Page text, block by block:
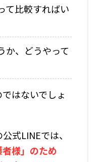
て比較すればい
か、どうやって
はないでしょ
式LINEでは、
者様」のため